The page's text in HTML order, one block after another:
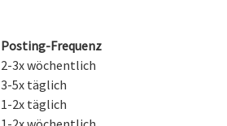
Posting-Frequenz
2-3x wöchentlich
3-5x täglich
1-2x täglich